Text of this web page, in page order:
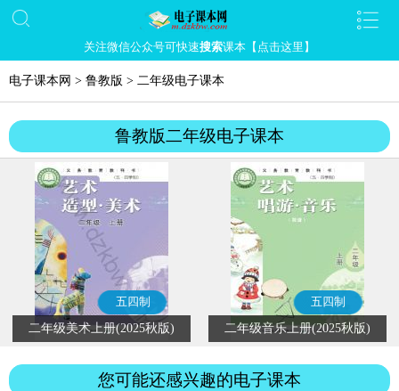
关注微信公众号可快速搜索课本【点击这里】
电子课本网 > 鲁教版 > 二年级电子课本
鲁教版二年级电子课本
五四制
二年级美术上册(2025秋版)
五四制
二年级音乐上册(2025秋版)
您可能还感兴趣的电子课本